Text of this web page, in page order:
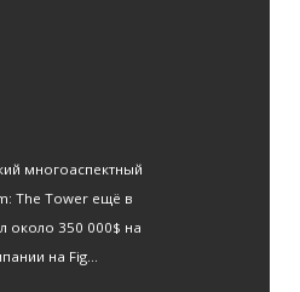
многоаспектный
The Tower ещё в
около 350 000$ на
на Fig...